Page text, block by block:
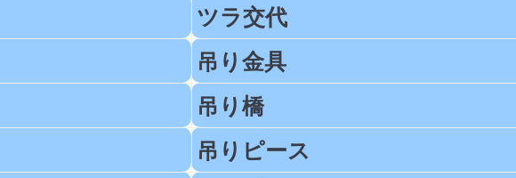
ツラ交代
吊り金具
吊り橋
吊りピース